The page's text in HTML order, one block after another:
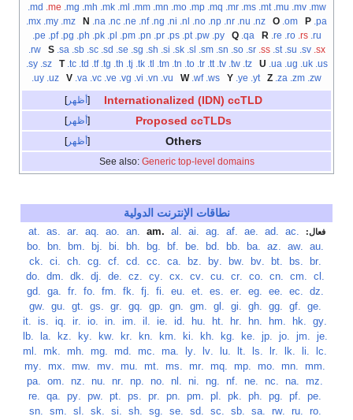
.md .me .mg .mh .mk .ml .mm .mn .mo .mp .mq .mr .ms .mt .mu .mv .mw
.mx .my .mz N .na .nc .ne .nf .ng .ni .nl .no .np .nr .nu .nz O .om P .pa
.pe .pf .pg .ph .pk .pl .pm .pn .pr .ps .pt .pw .py Q .qa R .re .ro .rs .ru
.rw
S .sa .sb .sc .sd .se .sg .sh .si .sk .sl .sm .sn .so .sr .ss .st .su .sv .sx
.sy .sz T .tc .td .tf .tg .th .tj .tk .tl .tm .tn .to .tr .tt .tv .tw .tz U .ua .ug .uk .us
.uy .uz V .va .vc .ve .vg .vi .vn .vu W .wf .ws Y .ye .yt Z .za .zm .zw
أظهر Internationalized (IDN) ccTLD
أظهر Proposed ccTLDs
أظهر Others
See also: Generic top-level domains
نطاقات الإنترنت الدولية
فعال: .ac
.ad
.ae
.af
.ag
.ai
.al
.am
.an
.ao
.aq
.ar
.as
.at
.au
.aw
.az
.ba
.bb
.bd
.be
.bf
.bg
.bh
.bi
.bj
.bm
.bn
.bo
.br
.bs
.bt
.bv
.bw
.by
.bz
.ca
.cc
.cd
.cf
.cg
.ch
.ci
.ck
.cl
.cm
.cn
.co
.cr
.cu
.cv
.cx
.cy
.cz
.de
.dj
.dk
.dm
.do
.dz
.ec
.ee
.eg
.er
.es
.et
.eu
.fi
.fj
.fk
.fm
.fo
.fr
.ga
.gd
.ge
.gf
.gg
.gh
.gi
.gl
.gm
.gn
.gp
.gq
.gr
.gs
.gt
.gu
.gw
.gy
.hk
.hm
.hn
.hr
.ht
.hu
.id
.ie
.il
.im
.in
.io
.ir
.iq
.is
.it
.je
.jm
.jo
.jp
.ke
.kg
.kh
.ki
.km
.kn
.kr
.kw
.ky
.kz
.la
.lb
.lc
.li
.lk
.lr
.ls
.lt
.lu
.lv
.ly
.ma
.mc
.md
.mg
.mh
.mk
.ml
.mm
.mn
.mo
.mp
.mq
.mr
.ms
.mt
.mu
.mv
.mw
.mx
.my
.mz
.na
.nc
.ne
.nf
.ng
.ni
.nl
.no
.np
.nr
.nu
.nz
.om
.pa
.pe
.pf
.pg
.ph
.pk
.pl
.pm
.pn
.pr
.ps
.pt
.pw
.py
.qa
.re
.ro
.ru
.rw
.sa
.sb
.sc
.sd
.se
.sg
.sh
.si
.sk
.sl
.sm
.sn